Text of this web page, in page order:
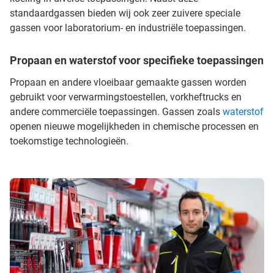
standaardgassen bieden wij ook zeer zuivere speciale
gassen voor laboratorium- en industriële toepassingen.
Propaan en waterstof voor specifieke toepassingen
Propaan en andere vloeibaar gemaakte gassen worden
gebruikt voor verwarmingstoestellen, vorkheftrucks en
andere commerciële toepassingen. Gassen zoals waterstof
openen nieuwe mogelijkheden in chemische processen en
toekomstige technologieën.